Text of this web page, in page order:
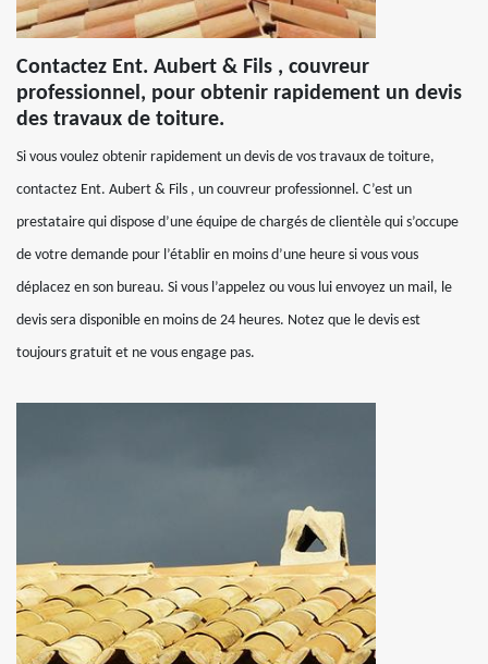
Contactez Ent. Aubert & Fils , couvreur
professionnel, pour obtenir rapidement un devis
des travaux de toiture.
Si vous voulez obtenir rapidement un devis de vos travaux de toiture,
contactez Ent. Aubert & Fils , un couvreur professionnel. C’est un
prestataire qui dispose d’une équipe de chargés de clientèle qui s’occupe
de votre demande pour l’établir en moins d’une heure si vous vous
déplacez en son bureau. Si vous l’appelez ou vous lui envoyez un mail, le
devis sera disponible en moins de 24 heures. Notez que le devis est
toujours gratuit et ne vous engage pas.